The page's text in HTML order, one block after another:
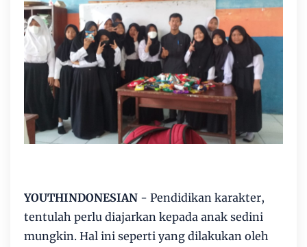
YOUTHINDONESIAN - Pendidikan karakter,
tentulah perlu diajarkan kepada anak sedini
mungkin. Hal ini seperti yang dilakukan oleh